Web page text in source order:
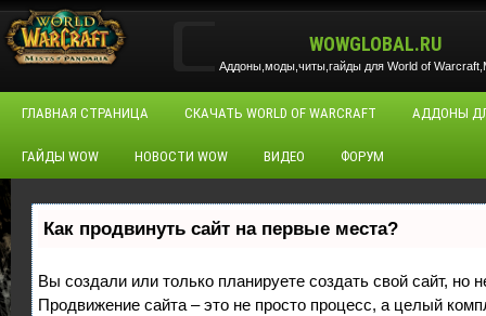
WOWGLOBAL.RU
Аддоны,моды,читы,гайды для World of
ГЛАВНАЯ СТРАНИЦА СКАЧАТЬ WORLD OF WARCRAFT АДДОНЫ
ГАЙДЫ WOW НОВОСТИ WOW ВИДЕО ФОРУМ
Как продвинуть сайт на первые места?
Вы создали или только планируете создать свой сайт, но
Продвижение сайта – это не просто процесс, а целый